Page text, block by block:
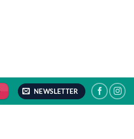
NEWSLETTER